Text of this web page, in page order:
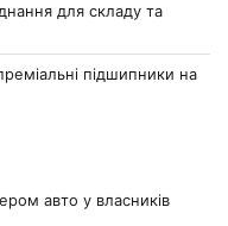
для складу та
підшипники на
авто у власників